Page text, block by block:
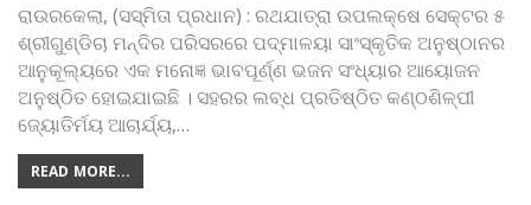
ରାଉରକେଲା, (ସସ୍ମିତା ପ୍ରଧାନ) : ରଥଯାତ୍ରା ଉପଲକ୍ଷେ ସେକ୍ଟର ୫
ଶ୍ରୀଗୁଣ୍ଡିଚା ମନ୍ଦିର ପରିସରରେ ପଦ୍ମାଳୟା ସାଂସ୍କୃତିକ ଅନୁଷ୍ଠାନର
ଆନୁକୂଲ୍ୟରେ ଏକ ମନୋଜ୍ଞ ଭାବପୂର୍ଣ୍ଣ ଭଜନ ସଂଧ୍ୟାର ଆୟୋଜନ
ଅନୁଷ୍ଠିତ ହୋଇଯାଇଛି । ସହରର ଲବ୍ଧ ପ୍ରତିଷ୍ଠିତ କଣ୍ଠଶିଳ୍ପୀ
ଜ୍ୟୋତିର୍ମୟ ଆଚାର୍ଯ୍ୟ,…
READ MORE...